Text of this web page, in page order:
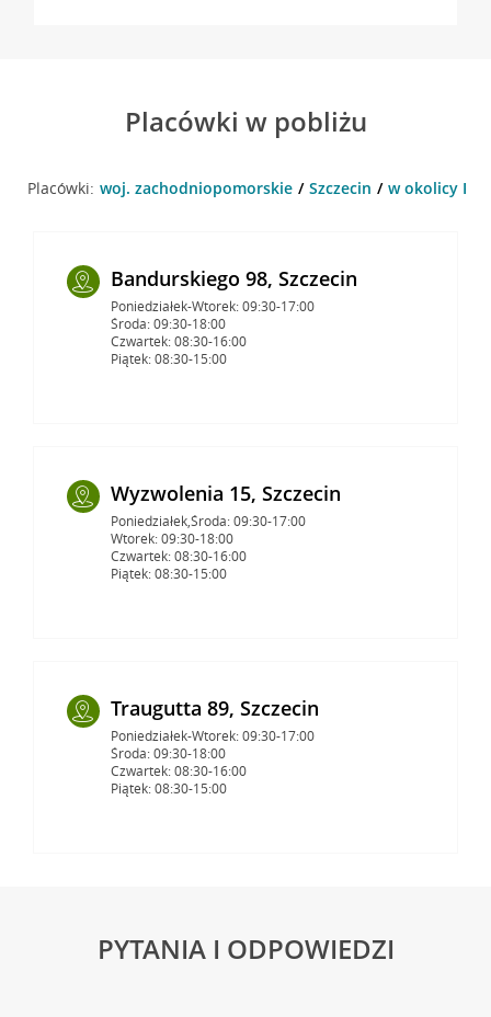
Placówki w pobliżu
Placówki: woj. zachodniopomorskie Szczecin w okolicy
Bandurskiego 98, Szczecin
Poniedziałek-Wtorek: 09:30-17:00
Środa: 09:30-18:00
Czwartek: 08:30-16:00
Piątek: 08:30-15:00
Wyzwolenia 15, Szczecin
Poniedziałek,Środa: 09:30-17:00
Wtorek: 09:30-18:00
Czwartek: 08:30-16:00
Piątek: 08:30-15:00
Traugutta 89, Szczecin
Poniedziałek-Wtorek: 09:30-17:00
Środa: 09:30-18:00
Czwartek: 08:30-16:00
Piątek: 08:30-15:00
PYTANIA I ODPOWIEDZI